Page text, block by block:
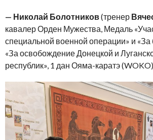
— Николай Болотников(тренер
кавалер Орден Мужества, Медаль
специальной военной операции» и «За
«За освобождение Донецкой и
республик», 1 дан Ояма-каратэ